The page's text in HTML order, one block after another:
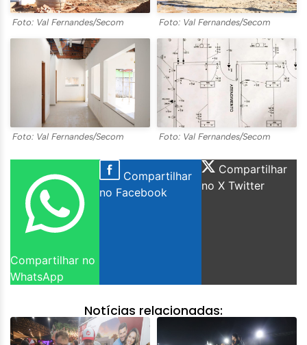
Foto: Val Fernandes/Secom Foto: Val Fernandes/Secom
Foto: Val Fernandes/Secom Foto: Val Fernandes/Secom
Compartilhar no
WhatsApp
Compartilhar
no Facebook
Compartilhar
no X Twitter
Notícias relacionadas: